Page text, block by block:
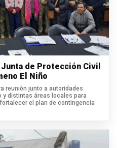
de Protección Civil
El Niño
reunión junto a autoridades
y distintas áreas locales para
el plan de contingencia